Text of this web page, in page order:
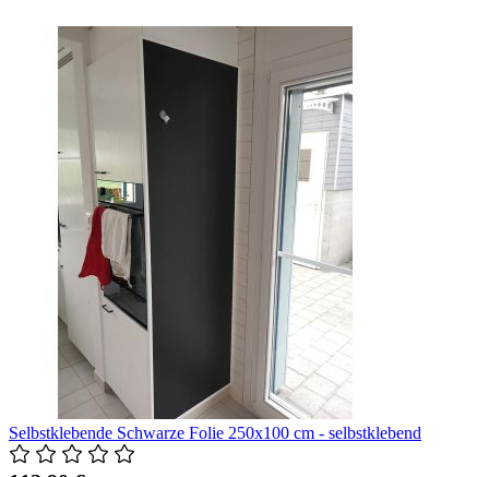
Selbstklebende Schwarze Folie 250x100 cm - selbstklebend